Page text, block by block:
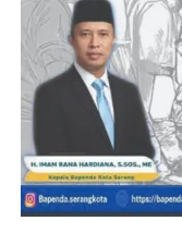
pengadaan proyek
terjadi adanya
Sampai berita ini
belum bisa